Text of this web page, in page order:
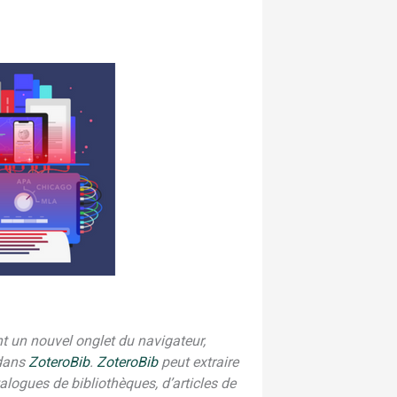
un nouvel onglet du navigateur,
ZoteroBib. ZoteroBibpeut extraire
de bibliothèques, d’articles de